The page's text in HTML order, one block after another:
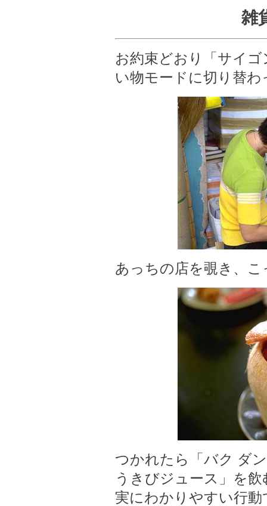
雑
お約束どおり「サイ
い物モードに切り替わ
あっちの店を覗き、
つかれたら「バク ダ
うきびジュース」を
実にわかりやすい行動